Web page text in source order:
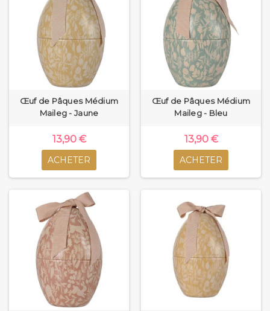
Œuf de Pâques Médium
Maileg - Jaune
13,90 €
ACHETER
Œuf de Pâques Médium
Maileg - Bleu
13,90 €
ACHETER